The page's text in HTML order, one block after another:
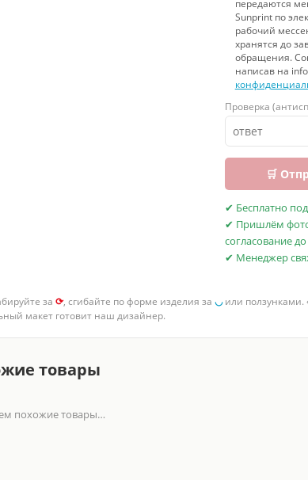
передаются
Sunprint по
рабочий
хранятся до
обращения.
написав на
Проверка
🛒
✔ Бесплатно
✔ Пришлём
согласование
✔ Менеджер
за ⟳, сгибайте по форме изделия за ◡или ползунками.
макет готовит наш дизайнер.